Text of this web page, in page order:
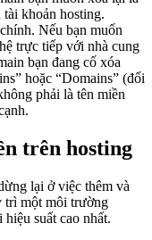
khoản hosting.
Nếu bạn muốn
trực tiếp với nhà cung
bạn đang cố xóa
hoặc “Domains” (đối
phải là tên miền
trên hosting
lại ở việc thêm và
trì một môi trường
suất cao nhất.